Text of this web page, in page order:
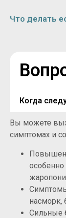
Что делать
Когда
Вы можете
симптомах и
особенно
насморк,
Сильные